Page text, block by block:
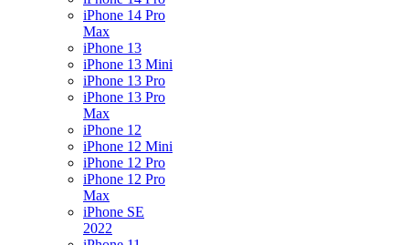
iPhone 14 Pro
Max
iPhone 13
iPhone 13 Mini
iPhone 13 Pro
iPhone 13 Pro
Max
iPhone 12
iPhone 12 Mini
iPhone 12 Pro
iPhone 12 Pro
Max
iPhone SE
2022